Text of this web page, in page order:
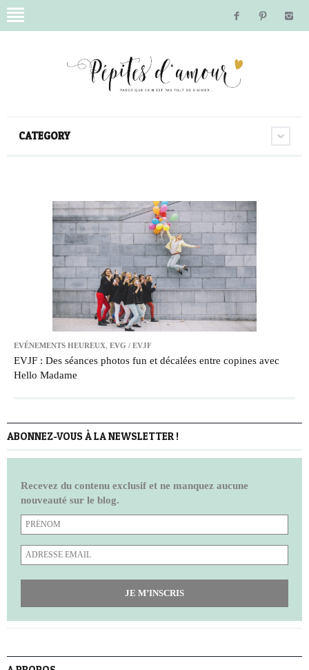
CATEGORY
EVÉNEMENTS HEUREUX EVG / EVJF
EVJF : Des séances photos fun et décalées entre copines avec
Hello Madame
ABONNEZ-VOUS À LA NEWSLETTER !
Recevez du contenu exclusif et ne manquez aucune
nouveauté sur le blog.
JE M’INSCRIS